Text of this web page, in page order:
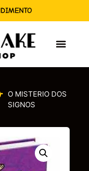
O MISTERIO DOS
SIGNOS